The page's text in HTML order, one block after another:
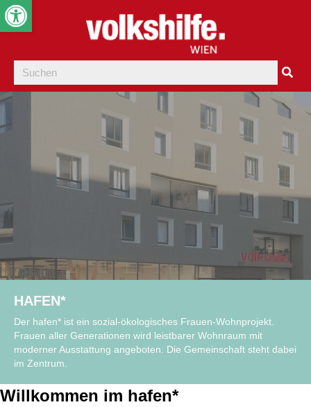
HAFEN*
Der hafen* ist ein sozial-ökologisches Frauen-Wohnprojekt.
Frauen aller Generationen wird leistbarer Wohnraum mit
moderner Ausstattung angeboten. Die Gemeinschaft steht dabei
im Zentrum.
Willkommen im hafen*